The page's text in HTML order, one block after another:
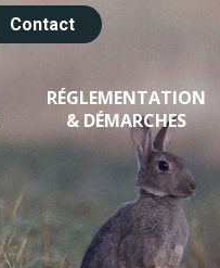
Contact
RÉGLEMENTATION
& DÉMARCHES